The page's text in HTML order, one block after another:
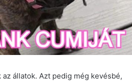
állatok. Azt pedig még kevésbé,